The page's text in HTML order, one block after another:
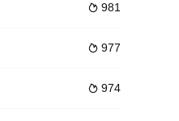
 981
 977
 974